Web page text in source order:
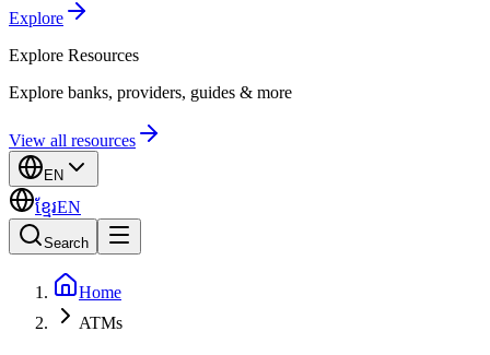
Explore
Explore Resources
Explore banks, providers, guides & more
View all resources
EN
ខ្មែរEN
Search
Home
ATMs